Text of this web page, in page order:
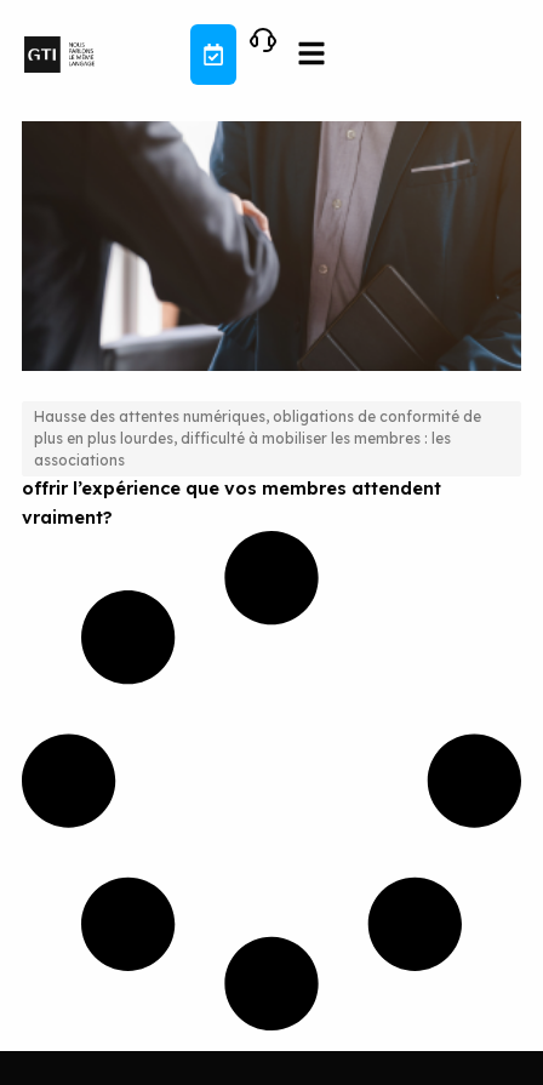
contenu
Associations professionnelles : êtes-vous prêtes à
offrir l’expérience que vos membres attendent
vraiment?
Hausse des attentes numériques, obligations de conformité de
plus en plus lourdes, difficulté à mobiliser les membres : les
associations